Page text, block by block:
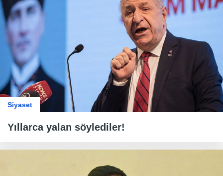
Siyaset
Yıllarca yalan söylediler!